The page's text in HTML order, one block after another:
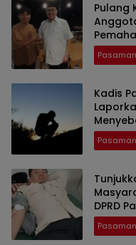
Pulang
Pasaman
Kadis
Pasaman
DPRD
Pasaman